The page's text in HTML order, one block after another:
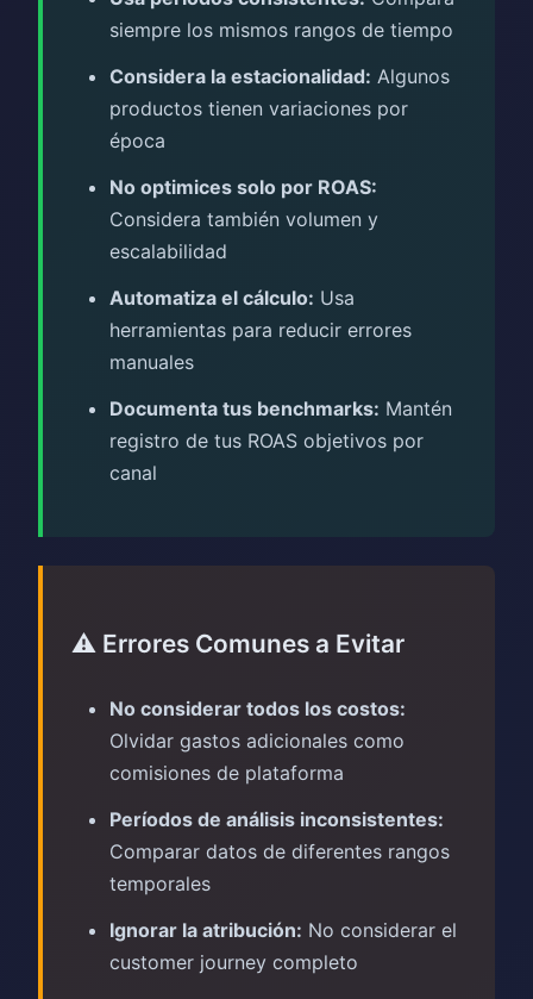
siempre los mismos rangos de tiempo
Considera la estacionalidad: Algunos
productos tienen variaciones por
época
No optimices solo por ROAS:
Considera también volumen y
escalabilidad
Automatiza el cálculo: Usa
herramientas para reducir errores
manuales
Documenta tus benchmarks: Mantén
registro de tus ROAS objetivos por
canal
⚠️ Errores Comunes a Evitar
No considerar todos los costos:
Olvidar gastos adicionales como
comisiones de plataforma
Períodos de análisis inconsistentes:
Comparar datos de diferentes rangos
temporales
Ignorar la atribución: No considerar el
customer journey completo